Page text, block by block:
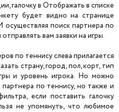
галочку в Отображать в списке
будет видно на странице
осуществляя поиск партнера по
вам заявки на игры.
по теннису слева прилагается
страну, город, пол, корт, тип
и уровень игрока. Но можно
по теннису, но также и
если поставить галочку
не упомянуть, что любимое